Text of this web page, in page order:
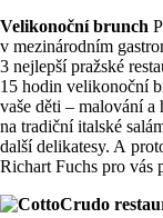
Velikonoční brunch
v mezinárodním
3 nejlepší pražské
15 hodin velikonoční
vaše děti – malování
na tradiční italské
další delikatesy. A
Richart Fuchs pro vás